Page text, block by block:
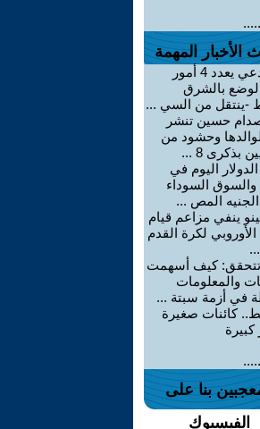
الأخبار المهمة
البرادعي يعدد 4 أمور
بالشرق
-ينتقل من السي ...
صدام حسين تنشر
وحشود من
بذكرى 8 ...
اليوم في
والسوق السوداء
المص ...
ينفي مزاعم قيام
الأوروبي لكرة القدم
DW تتحقق: كيف أسهمت
والمعلومات
في أزمة سبتة ...
كائنات صغيرة
كبيرة
بنا على
الفيسبوك